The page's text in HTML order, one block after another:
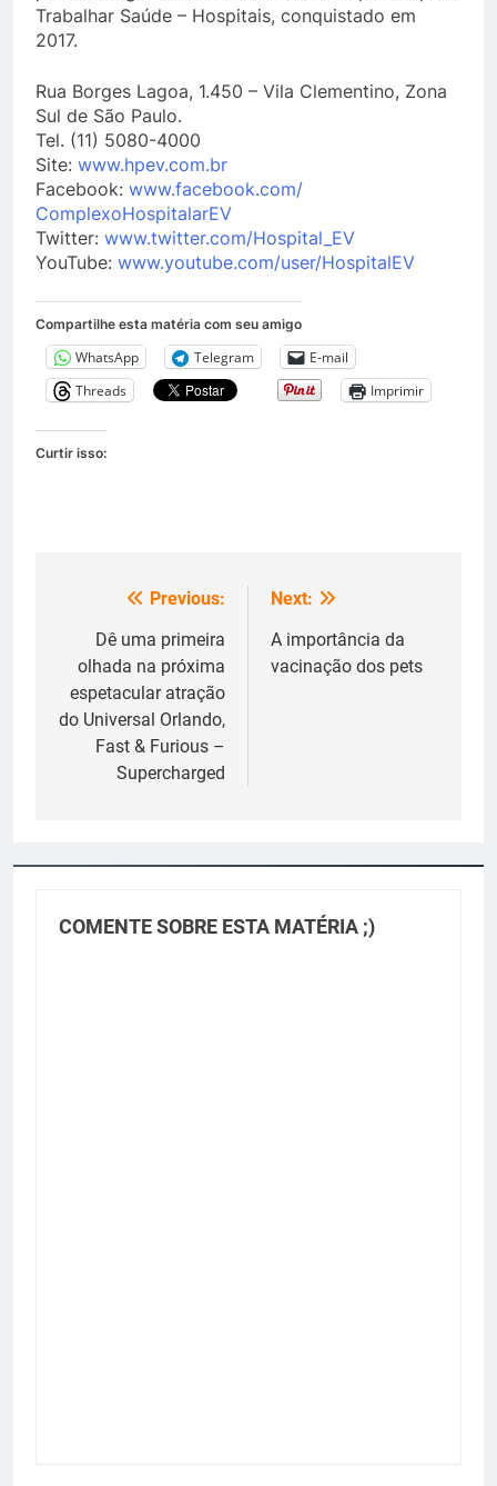
Trabalhar Saúde – Hospitais, conquistado em
2017.
Rua Borges Lagoa, 1.450 – Vila Clementino, Zona
Sul de São Paulo.
Tel. (11) 5080-4000
Site: www.hpev.com.br
Facebook: www.facebook.com/
ComplexoHospitalarEV
Twitter: www.twitter.com/Hospital_EV
YouTube: www.youtube.com/user/HospitalEV
Compartilhe esta matéria com seu amigo
WhatsApp Telegram
E-mail
Threads
Imprimir
Curtir isso:
Navegação
Post
Previous:
Dê uma primeira
olhada na próxima
espetacular atração
do Universal Orlando,
Fast & Furious –
Supercharged
Next:
A importância da
vacinação dos pets
COMENTE SOBRE ESTA MATÉRIA ;)